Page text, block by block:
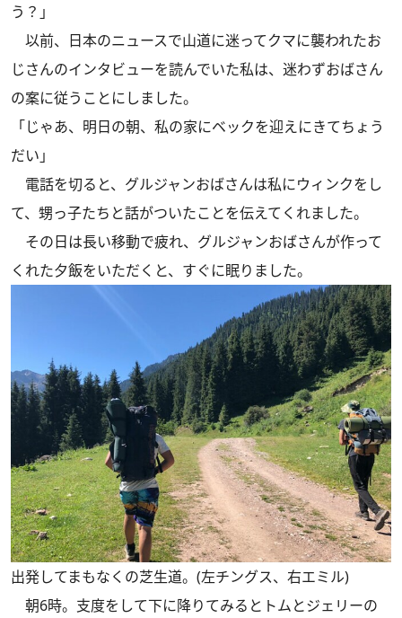
う？」
以前、日本のニュースで山道に迷ってクマに襲われたお
じさんのインタビューを読んでいた私は、迷わずおばさん
の案に従うことにしました。
「じゃあ、明日の朝、私の家にベックを迎えにきてちょう
だい」
電話を切ると、グルジャンおばさんは私にウィンクをし
て、甥っ子たちと話がついたことを伝えてくれました。
その日は長い移動で疲れ、グルジャンおばさんが作って
くれた夕飯をいただくと、すぐに眠りました。
出発してまもなくの芝生道。(左チングス、右エミル)
朝6時。支度をして下に降りてみるとトムとジェリーの